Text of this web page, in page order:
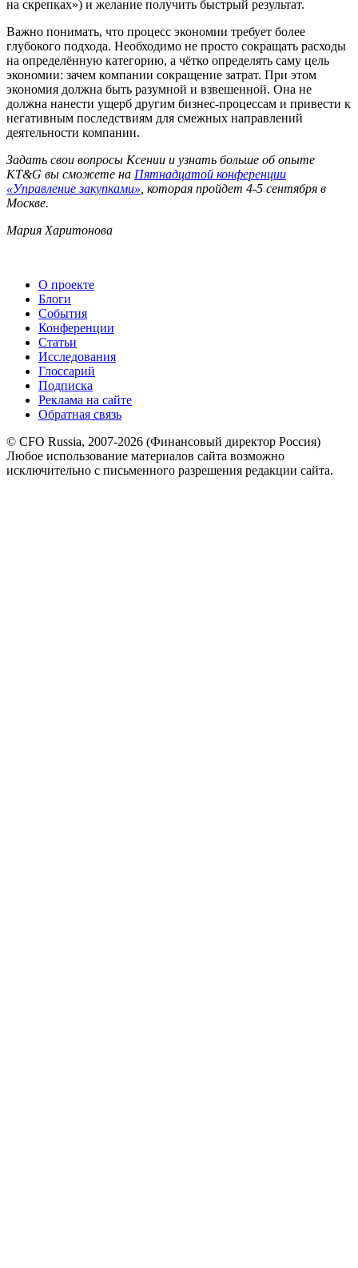
на скрепках») и желание получить быстрый результат.
Важно понимать, что процесс экономии требует более
глубокого подхода. Необходимо не просто сокращать расходы
на определённую категорию, а чётко определять саму цель
экономии: зачем компании сокращение затрат. При этом
экономия должна быть разумной и взвешенной. Она не
должна нанести ущерб другим бизнес-процессам и привести к
негативным последствиям для смежных направлений
деятельности компании.
Задать свои вопросы Ксении и узнать больше об опыте
KT&G вы сможете на Пятнадцатой конференции
«Управление закупками» , которая пройдет 4-5 сентября в
Москве.
Мария Харитонова
О проекте
Блоги
События
Конференции
Статьи
Исследования
Глоссарий
Подписка
Реклама на сайте
Обратная связь
© CFO Russia, 2007-2026 (Финансовый директор Россия)
Любое использование материалов сайта возможно
исключительно с письменного разрешения редакции сайта.